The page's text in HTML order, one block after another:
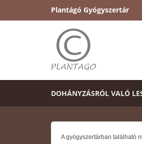
Plantágó Gyógyszertár
DOHÁNYZÁSRÓL VALÓ
A gyógyszertárban található